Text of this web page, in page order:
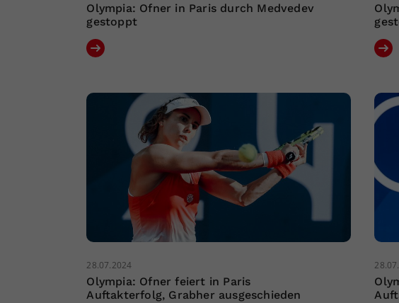
Olympia: Ofner in Paris durch Medvedev
gestoppt
28.07.2024
Olympia: Ofner feiert in Paris
Auftakterfolg, Grabher ausgeschieden